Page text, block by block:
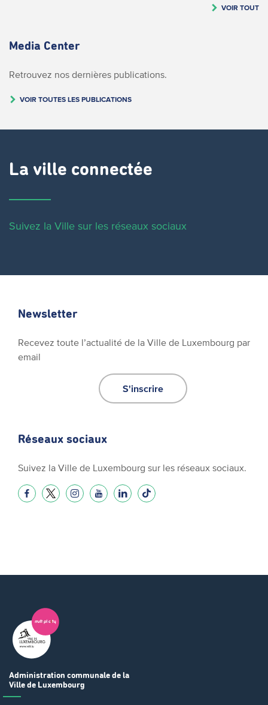
VOIR TOUT
Media Center
Retrouvez nos dernières publications.
VOIR TOUTES LES PUBLICATIONS
La ville connectée
Suivez la Ville sur les réseaux sociaux
Newsletter
Recevez toute l’actualité de la Ville de Luxembourg par
email
S'inscrire
Réseaux sociaux
Suivez la Ville de Luxembourg sur les réseaux sociaux.
Administration communale de la
Ville de Luxembourg